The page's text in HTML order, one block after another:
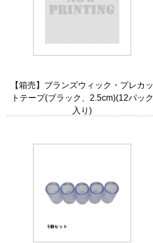
【箱売】ブランズウィック・プレカッ
トテープ(ブラック、2.5cm)(12パック
入り)